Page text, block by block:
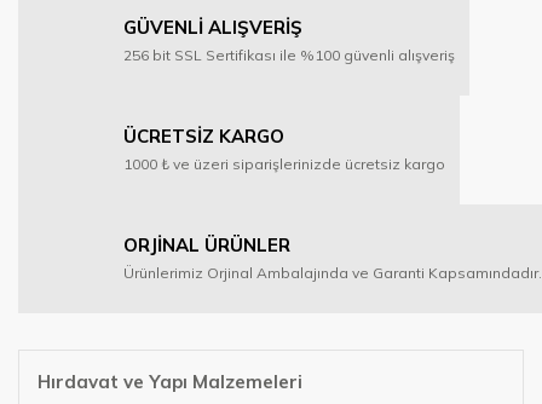
GÜVENLİ ALIŞVERİŞ
256 bit SSL Sertifikası ile %100 güvenli alışveriş
ÜCRETSİZ KARGO
1000 ₺ ve üzeri siparişlerinizde ücretsiz kargo
ORJİNAL ÜRÜNLER
Ürünlerimiz Orjinal Ambalajında ve Garanti Kapsamındadır.
Hırdavat ve Yapı Malzemeleri